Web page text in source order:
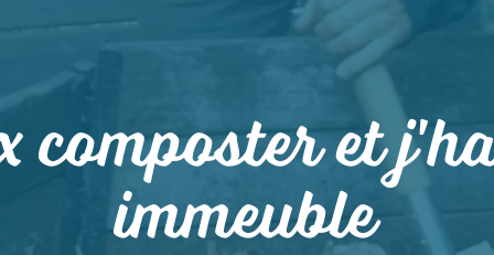
composter et
immeuble